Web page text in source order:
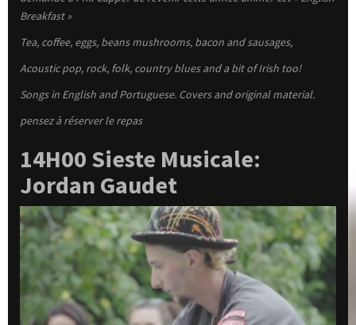
Breakfast »
Tea, coffee, eggs, beans mushrooms, bacon and sausages,
Acoustic pop, rock, folk, country blues and a bit of Irish too!
Songs in English and Portuguese. Covers and original material.
pensez à réserver le repas
14H00 Sieste Musicale:
Jordan Gaudet